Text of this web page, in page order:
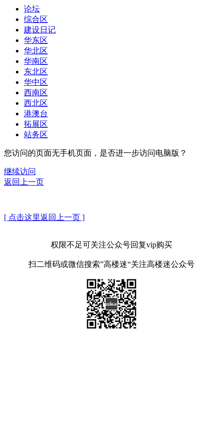
论坛
综合区
建设日记
华东区
华北区
华南区
东北区
华中区
西南区
西北区
港澳台
拓展区
站务区
您访问的页面无手机页面，是否进一步访问电脑版？
继续访问
返回上一页
[ 点击这里返回上一页 ]
权限不足可关注公众号回复vip购买
扫二维码或微信搜索”高楼迷“关注高楼迷公众号